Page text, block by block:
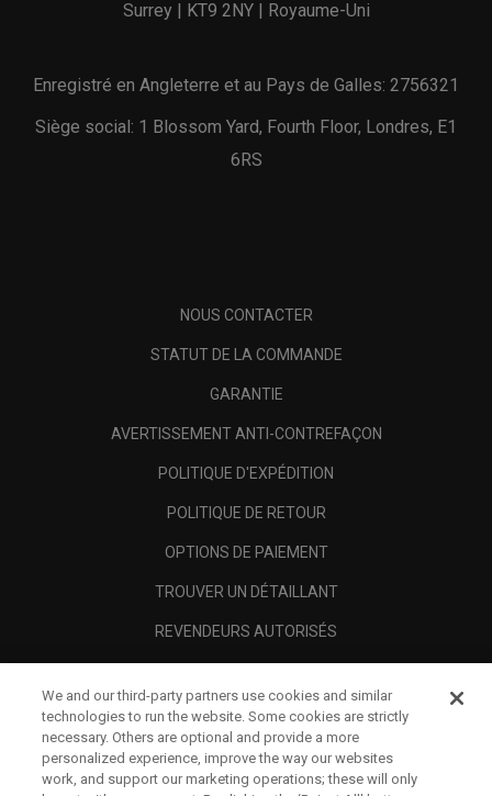
Surrey | KT9 2NY | Royaume-Uni
Enregistré en Angleterre et au Pays de Galles: 2756321
Siège social: 1 Blossom Yard, Fourth Floor, Londres, E1
6RS
NOUS CONTACTER
STATUT DE LA COMMANDE
GARANTIE
AVERTISSEMENT ANTI-CONTREFAÇON
POLITIQUE D'EXPÉDITION
POLITIQUE DE RETOUR
OPTIONS DE PAIEMENT
TROUVER UN DÉTAILLANT
REVENDEURS AUTORISÉS
A PROPOS
MENTIONS LÉGALES
We and our third-party partners use cookies and similar
technologies to run the website. Some cookies are strictly
necessary. Others are optional and provide a more
personalized experience, improve the way our websites
work, and support our marketing operations; these will only